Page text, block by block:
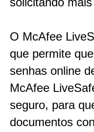
O McAfee
que permite
senhas online
McAfee
seguro, para
documentos